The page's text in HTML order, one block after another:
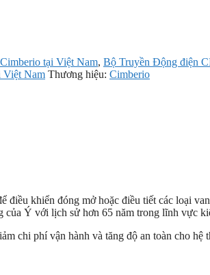
tại Việt Nam, Bộ Truyền Động điện
Việt Nam Thương hiệu: Cimberio
khiển đóng mở hoặc điều tiết các loại
của Ý với lịch sử hơn 65 năm trong lĩnh vực
chi phí vận hành và tăng độ an toàn cho hệ